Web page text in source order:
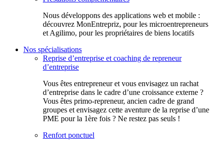
Nous développons des applications web et mobile :
découvrez MonEntrepriz, pour les microentrepreneurs
et Agilimo, pour les propriétaires de biens locatifs
Nos spécialisations
Reprise d’entreprise et coaching de repreneur
d’entreprise
Vous êtes entrepreneur et vous envisagez un rachat
d’entreprise dans le cadre d’une croissance externe ?
Vous êtes primo-repreneur, ancien cadre de grand
groupes et envisagez cette aventure de la reprise d’une
PME pour la 1ère fois ? Ne restez pas seuls !
Renfort ponctuel